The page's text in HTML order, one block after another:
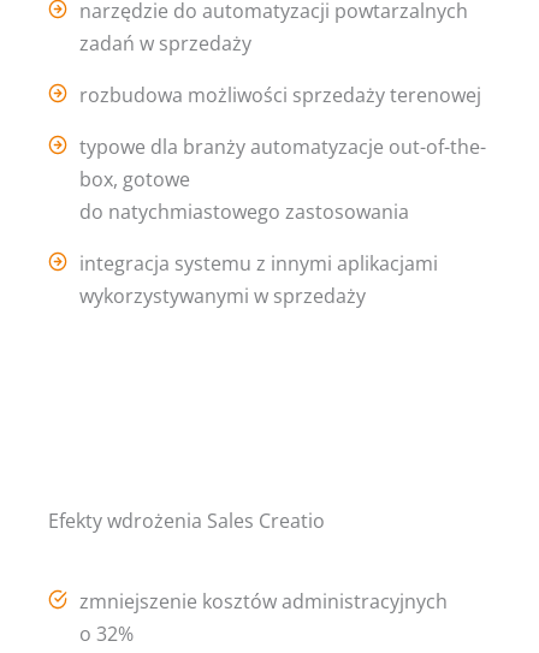
narzędzie do automatyzacji powtarzalnych
zadań w sprzedaży
rozbudowa możliwości sprzedaży terenowej
typowe dla branży automatyzacje out-of-the-
box, gotowe
do natychmiastowego zastosowania
integracja systemu z innymi aplikacjami
wykorzystywanymi w sprzedaży
Efekty wdrożenia Sales Creatio
zmniejszenie kosztów administracyjnych
o 32%